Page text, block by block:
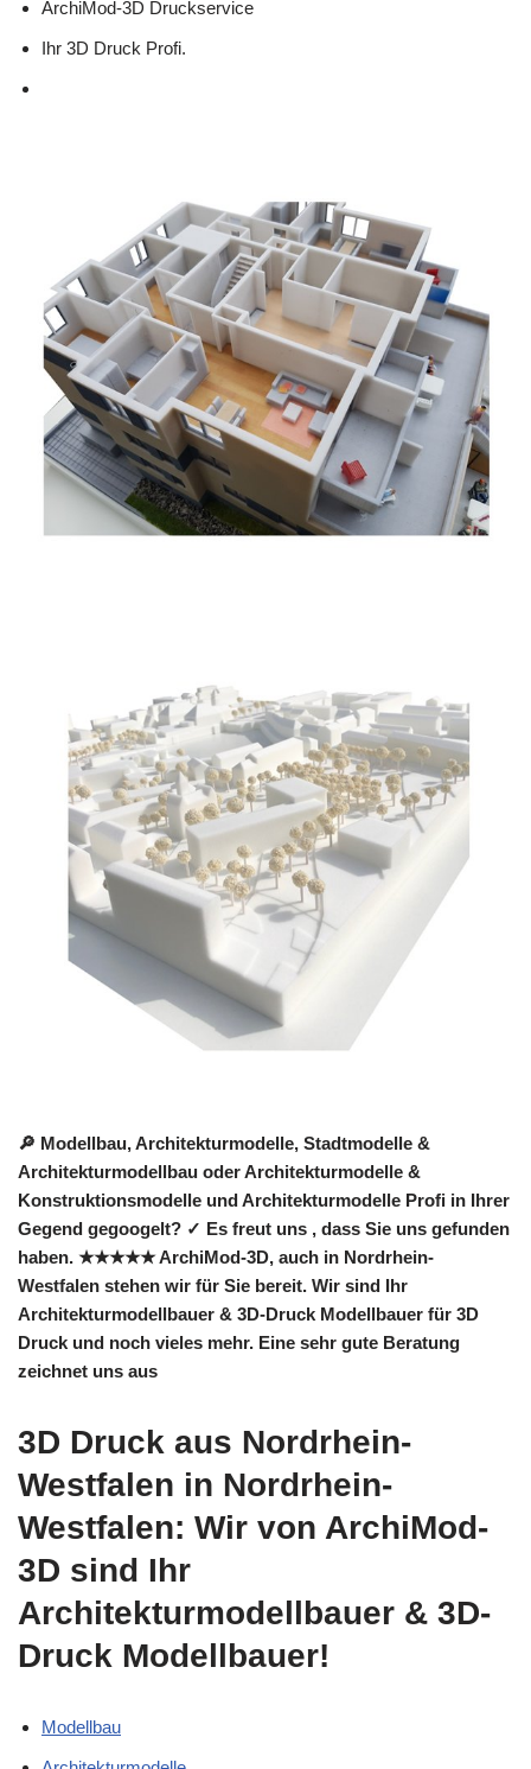
ArchiMod-3D Druckservice
Ihr 3D Druck Profi.
🔎 Modellbau, Architekturmodelle, Stadtmodelle &
Architekturmodellbau oder Architekturmodelle &
Konstruktionsmodelle und Architekturmodelle Profi in Ihrer
Gegend gegoogelt? ✓ Es freut uns , dass Sie uns gefunden
haben. ★★★★★ ArchiMod-3D, auch in Nordrhein-
Westfalen stehen wir für Sie bereit. Wir sind Ihr
Architekturmodellbauer & 3D-Druck Modellbauer für 3D
Druck und noch vieles mehr. Eine sehr gute Beratung
zeichnet uns aus
3D Druck aus Nordrhein-
Westfalen in Nordrhein-
Westfalen: Wir von ArchiMod-
3D sind Ihr
Architekturmodellbauer & 3D-
Druck Modellbauer!
Modellbau